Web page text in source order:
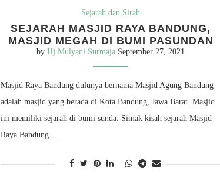
Sejarah dan Sirah
SEJARAH MASJID RAYA BANDUNG,
MASJID MEGAH DI BUMI PASUNDAN
byHj Mulyani Surmaja September 27, 2021
Masjid Raya Bandung dulunya bernama Masjid Agung Bandung
adalah masjid yang berada di Kota Bandung, Jawa Barat. Masjid
ini memiliki sejarah di bumi sunda. Simak kisah sejarah Masjid
Raya Bandung…